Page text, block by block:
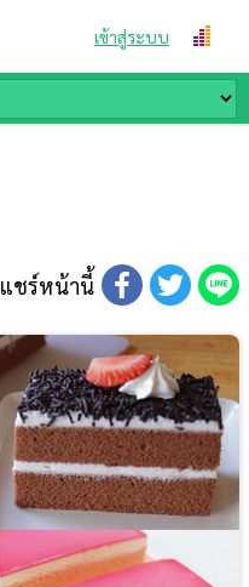
เข้าสู่ระบบ
แชร์หน้านี้